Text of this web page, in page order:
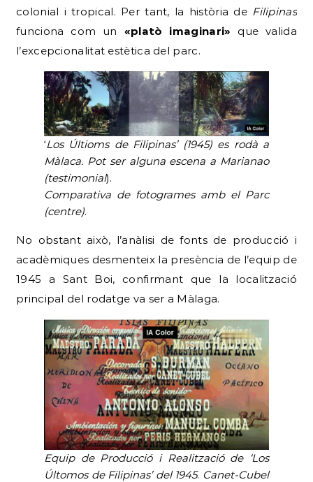
colonial i tropical. Per tant, la història de Filipinas
funciona com un «platò imaginari» que valida
l’excepcionalitat estètica del parc.
‘Los Últioms de Filipinas’ (1945) es rodà a
Màlaca. Pot ser alguna escena a Marianao
(testimonial).
Comparativa de fotogrames amb el Parc
(centre).
No obstant això, l’anàlisi de fonts de producció i
acadèmiques desmenteix la presència de l’equip de
1945 a Sant Boi, confirmant que la localització
principal del rodatge va ser a Màlaga.
Equip de Producció i Realització de ‘Los
Últomos de Filipinas’ del 1945. Canet-Cubel